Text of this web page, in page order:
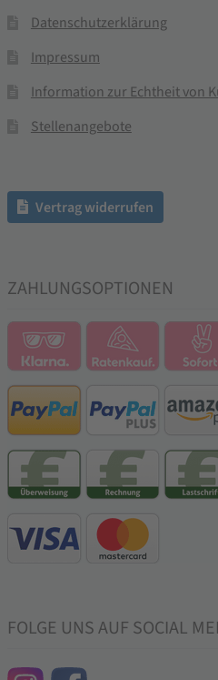
Datenschutzerklärung
Impressum
Information zur Echtheit von
Stellenangebote
Vertrag widerrufen
ZAHLUNGSOPTIONEN
FOLGE UNS AUF SOCIAL